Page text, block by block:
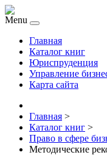
Menu
Главная
Каталог книг
Юриспруденция
Управление
Карта сайта
Главная >
Каталог книг >
Право в сфере
Методические